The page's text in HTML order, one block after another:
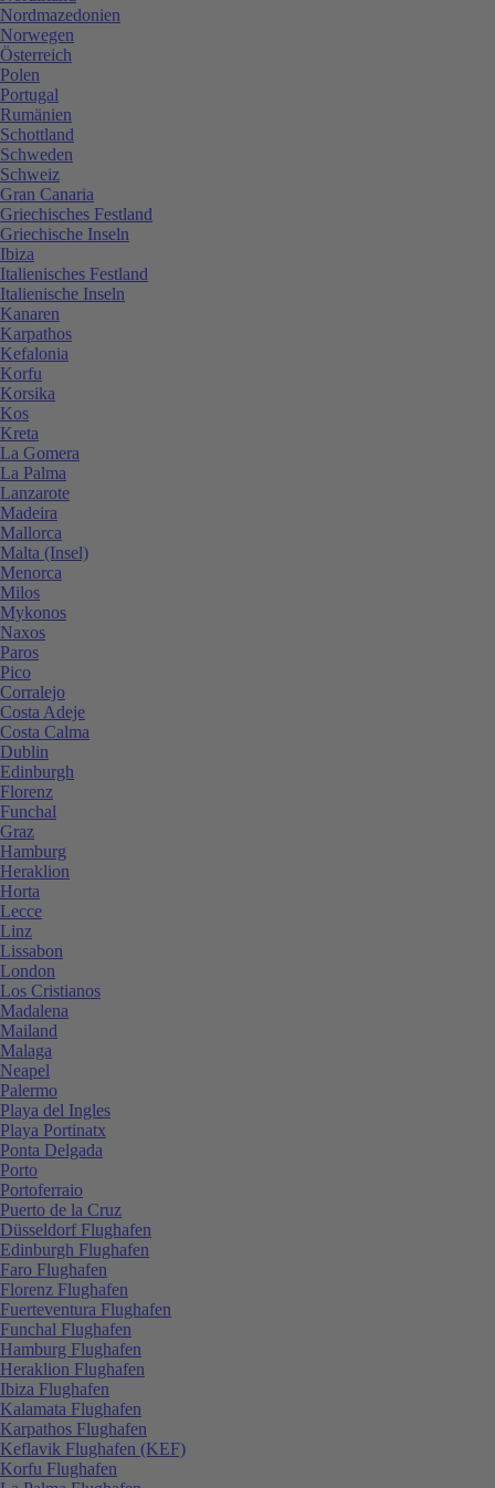
Nordmazedonien
Norwegen
Österreich
Polen
Portugal
Rumänien
Schottland
Schweden
Schweiz
Gran Canaria
Griechisches Festland
Griechische Inseln
Ibiza
Italienisches Festland
Italienische Inseln
Kanaren
Karpathos
Kefalonia
Korfu
Korsika
Kos
Kreta
La Gomera
La Palma
Lanzarote
Madeira
Mallorca
Malta (Insel)
Menorca
Milos
Mykonos
Naxos
Paros
Pico
Corralejo
Costa Adeje
Costa Calma
Dublin
Edinburgh
Florenz
Funchal
Graz
Hamburg
Heraklion
Horta
Lecce
Linz
Lissabon
London
Los Cristianos
Madalena
Mailand
Malaga
Neapel
Palermo
Playa del Ingles
Playa Portinatx
Ponta Delgada
Porto
Portoferraio
Puerto de la Cruz
Düsseldorf Flughafen
Edinburgh Flughafen
Faro Flughafen
Florenz Flughafen
Fuerteventura Flughafen
Funchal Flughafen
Hamburg Flughafen
Heraklion Flughafen
Ibiza Flughafen
Kalamata Flughafen
Karpathos Flughafen
Keflavik Flughafen (KEF)
Korfu Flughafen